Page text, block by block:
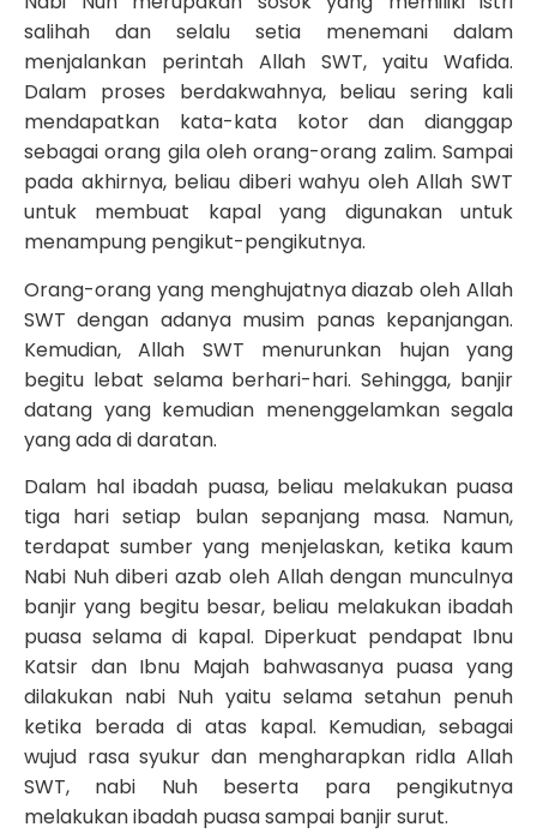
salihah dan selalu setia menemani dalam
menjalankan perintah Allah SWT, yaitu Wafida.
Dalam proses berdakwahnya, beliau sering kali
mendapatkan kata-kata kotor dan dianggap
sebagai orang gila oleh orang-orang zalim. Sampai
pada akhirnya, beliau diberi wahyu oleh Allah SWT
untuk membuat kapal yang digunakan untuk
menampung pengikut-pengikutnya.
Orang-orang yang menghujatnya diazab oleh Allah
SWT dengan adanya musim panas kepanjangan.
Kemudian, Allah SWT menurunkan hujan yang
begitu lebat selama berhari-hari. Sehingga, banjir
datang yang kemudian menenggelamkan segala
yang ada di daratan.
Dalam hal ibadah puasa, beliau melakukan puasa
tiga hari setiap bulan sepanjang masa. Namun,
terdapat sumber yang menjelaskan, ketika kaum
Nabi Nuh diberi azab oleh Allah dengan munculnya
banjir yang begitu besar, beliau melakukan ibadah
puasa selama di kapal. Diperkuat pendapat Ibnu
Katsir dan Ibnu Majah bahwasanya puasa yang
dilakukan nabi Nuh yaitu selama setahun penuh
ketika berada di atas kapal. Kemudian, sebagai
wujud rasa syukur dan mengharapkan ridla Allah
SWT, nabi Nuh beserta para pengikutnya
melakukan ibadah puasa sampai banjir surut.